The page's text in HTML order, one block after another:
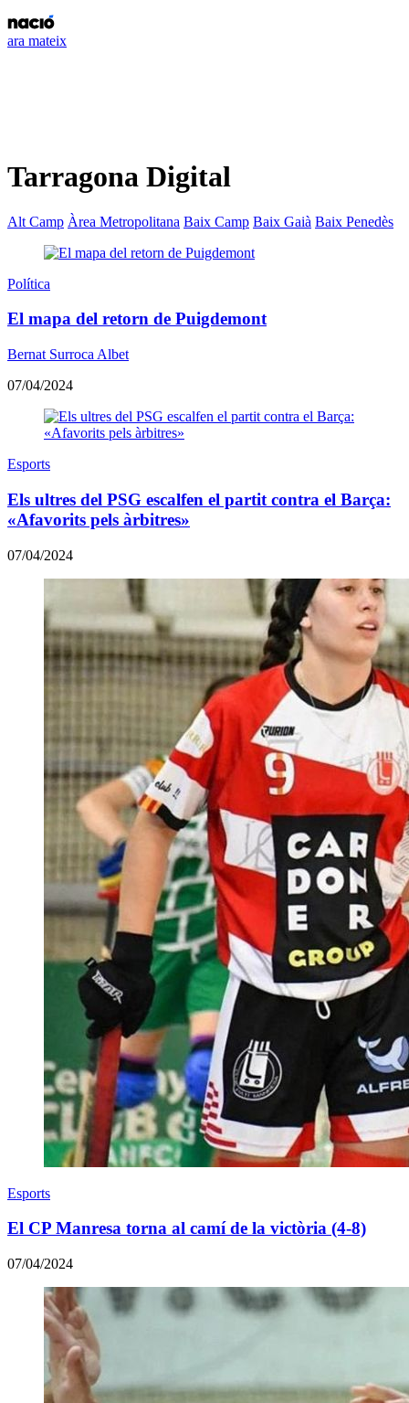
ara mateix
Tarragona Digital
Alt Camp Àrea Metropolitana Baix Camp Baix Gaià Baix Penedès
Política
El mapa del retorn de Puigdemont
Bernat Surroca Albet
07/04/2024
Esports
Els ultres del PSG escalfen el partit contra el Barça:
«Afavorits pels àrbitres»
07/04/2024
Esports
El CP Manresa torna al camí de la victòria (4-8)
07/04/2024